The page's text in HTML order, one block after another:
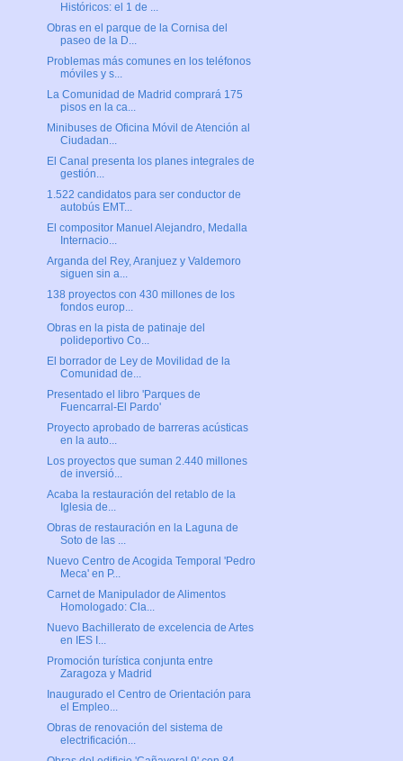
Históricos: el 1 de ...
Obras en el parque de la Cornisa del
paseo de la D...
Problemas más comunes en los teléfonos
móviles y s...
La Comunidad de Madrid comprará 175
pisos en la ca...
Minibuses de Oficina Móvil de Atención al
Ciudadan...
El Canal presenta los planes integrales de
gestión...
1.522 candidatos para ser conductor de
autobús EMT...
El compositor Manuel Alejandro, Medalla
Internacio...
Arganda del Rey, Aranjuez y Valdemoro
siguen sin a...
138 proyectos con 430 millones de los
fondos europ...
Obras en la pista de patinaje del
polideportivo Co...
El borrador de Ley de Movilidad de la
Comunidad de...
Presentado el libro 'Parques de
Fuencarral-El Pardo'
Proyecto aprobado de barreras acústicas
en la auto...
Los proyectos que suman 2.440 millones
de inversió...
Acaba la restauración del retablo de la
Iglesia de...
Obras de restauración en la Laguna de
Soto de las ...
Nuevo Centro de Acogida Temporal 'Pedro
Meca' en P...
Carnet de Manipulador de Alimentos
Homologado: Cla...
Nuevo Bachillerato de excelencia de Artes
en IES I...
Promoción turística conjunta entre
Zaragoza y Madrid
Inaugurado el Centro de Orientación para
el Empleo...
Obras de renovación del sistema de
electrificación...